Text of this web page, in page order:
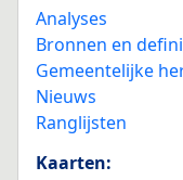
Analyses
Bronnen en
Gemeentelijke
Nieuws
Ranglijsten
Kaarten: